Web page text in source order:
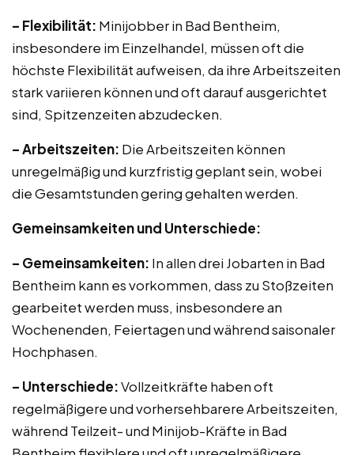
– Flexibilität: Minijobber in Bad Bentheim,
insbesondere im Einzelhandel, müssen oft die
höchste Flexibilität aufweisen, da ihre Arbeitszeiten
stark variieren können und oft darauf ausgerichtet
sind, Spitzenzeiten abzudecken.
– Arbeitszeiten: Die Arbeitszeiten können
unregelmäßig und kurzfristig geplant sein, wobei
die Gesamtstunden gering gehalten werden.
Gemeinsamkeiten und Unterschiede:
– Gemeinsamkeiten: In allen drei Jobarten in Bad
Bentheim kann es vorkommen, dass zu Stoßzeiten
gearbeitet werden muss, insbesondere an
Wochenenden, Feiertagen und während saisonaler
Hochphasen.
– Unterschiede:Vollzeitkräfte haben oft
regelmäßigere und vorhersehbarere Arbeitszeiten,
während Teilzeit- und Minijob-Kräfte in Bad